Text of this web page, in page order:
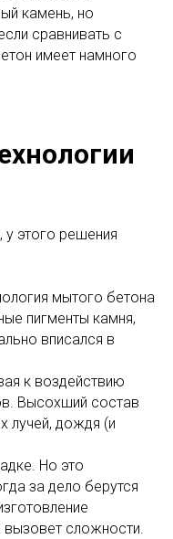
камень, но
сравнивать с
имеет намного
у этого решения
мытого бетона
пигменты камня,
вписался в
к воздействию
Высохший состав
лучей, дождя (и
Но это
за дело берутся
вызовет сложности.